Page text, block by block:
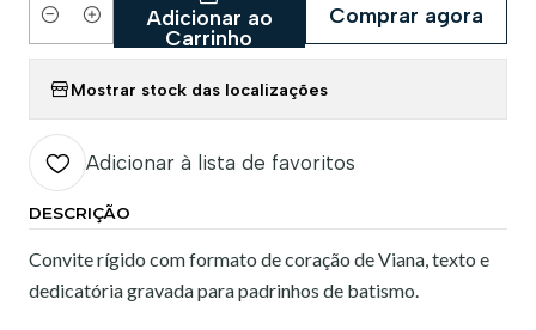
Quantidade
Adicionar ao
Carrinho
Comprar agora
Mostrar stock das localizações
Adicionar à lista de favoritos
DESCRIÇÃO
Convite rígido com formato de coração de Viana, texto e
dedicatória gravada para padrinhos de batismo.